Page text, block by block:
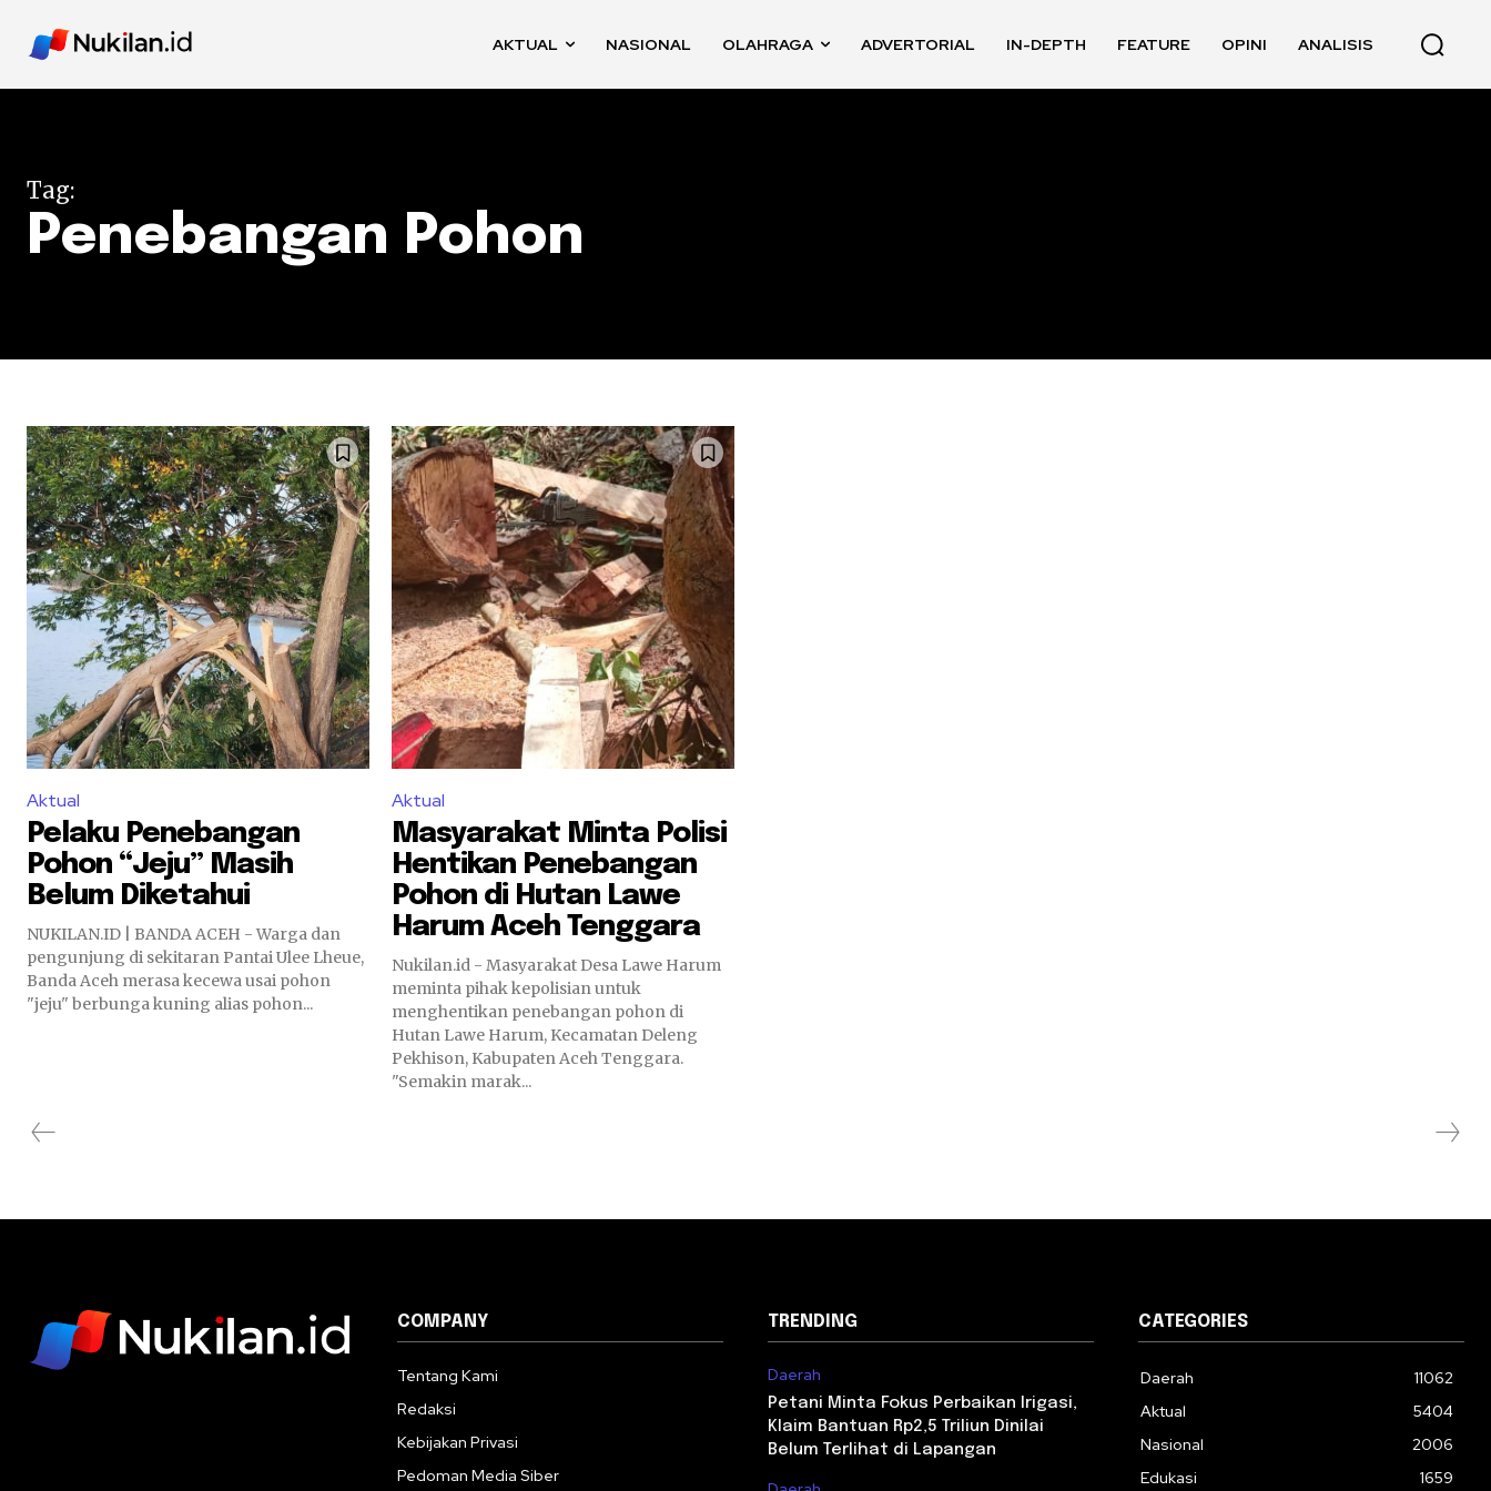
AKTUAL NASIONAL OLAHRAGA ADVERTORIAL IN-DEPTH FEATURE OPINI ANALISIS
Tag:
Penebangan Pohon
Aktual
Pelaku Penebangan
Pohon “Jeju” Masih
Belum Diketahui
NUKILAN.ID | BANDA ACEH - Warga dan
pengunjung di sekitaran Pantai Ulee Lheue,
Banda Aceh merasa kecewa usai pohon
"jeju" berbunga kuning alias pohon...
Aktual
Masyarakat Minta Polisi
Hentikan Penebangan
Pohon di Hutan Lawe
Harum Aceh Tenggara
Nukilan.id - Masyarakat Desa Lawe Harum
meminta pihak kepolisian untuk
menghentikan penebangan pohon di
Hutan Lawe Harum, Kecamatan Deleng
Pekhison, Kabupaten Aceh Tenggara.
"Semakin marak...
COMPANY
Tentang Kami
Redaksi
Kebijakan Privasi
Pedoman Media Siber
TRENDING
Daerah
Petani Minta Fokus Perbaikan Irigasi,
Klaim Bantuan Rp2,5 Triliun Dinilai
Belum Terlihat di Lapangan
CATEGORIES
Daerah
11062
Aktual
5404
Nasional
2006
Edukasi
1659